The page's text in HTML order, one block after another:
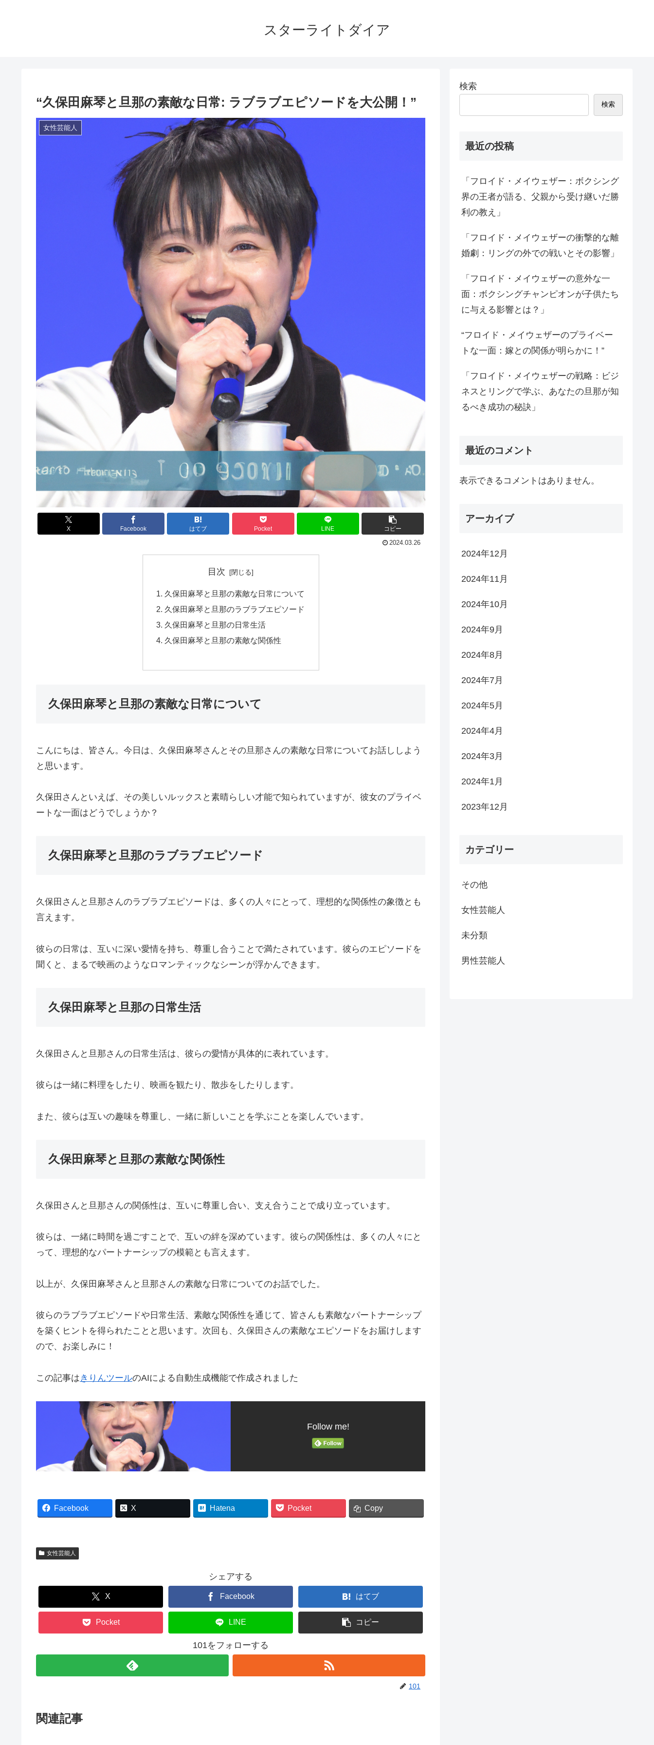
スターライトダイア
“久保田麻琴と旦那の素敵な日常: ラブラブエピソードを大公開！”
女性芸能人
X Facebook はてブ Pocket LINE コピー
2024.03.26
目次
久保田麻琴と旦那の素敵な日常について
久保田麻琴と旦那のラブラブエピソード
久保田麻琴と旦那の日常生活
久保田麻琴と旦那の素敵な関係性
久保田麻琴と旦那の素敵な日常について
こんにちは、皆さん。今日は、久保田麻琴さんとその旦那さんの素敵な日常についてお話ししよう
と思います。
久保田さんといえば、その美しいルックスと素晴らしい才能で知られていますが、彼女のプライベ
ートな一面はどうでしょうか？
久保田麻琴と旦那のラブラブエピソード
久保田さんと旦那さんのラブラブエピソードは、多くの人々にとって、理想的な関係性の象徴とも
言えます。
彼らの日常は、互いに深い愛情を持ち、尊重し合うことで満たされています。彼らのエピソードを
聞くと、まるで映画のようなロマンティックなシーンが浮かんできます。
久保田麻琴と旦那の日常生活
久保田さんと旦那さんの日常生活は、彼らの愛情が具体的に表れています。
彼らは一緒に料理をしたり、映画を観たり、散歩をしたりします。
また、彼らは互いの趣味を尊重し、一緒に新しいことを学ぶことを楽しんでいます。
久保田麻琴と旦那の素敵な関係性
久保田さんと旦那さんの関係性は、互いに尊重し合い、支え合うことで成り立っています。
彼らは、一緒に時間を過ごすことで、互いの絆を深めています。彼らの関係性は、多くの人々にと
って、理想的なパートナーシップの模範とも言えます。
以上が、久保田麻琴さんと旦那さんの素敵な日常についてのお話でした。
彼らのラブラブエピソードや日常生活、素敵な関係性を通じて、皆さんも素敵なパートナーシップ
を築くヒントを得られたことと思います。次回も、久保田さんの素敵なエピソードをお届けします
ので、お楽しみに！
この記事は きりんツールのAIによる自動生成機能で作成されました
Follow me!
Facebook X Hatena Pocket Copy
女性芸能人
シェアする
X Facebook はてブ
Pocket LINE コピー
101をフォローする
101
関連記事
検索
検索
最近の投稿
「フロイド・メイウェザー：ボクシング
界の王者が語る、父親から受け継いだ勝
利の教え」
「フロイド・メイウェザーの衝撃的な離
婚劇：リングの外での戦いとその影響」
「フロイド・メイウェザーの意外な一
面：ボクシングチャンピオンが子供たち
に与える影響とは？」
“フロイド・メイウェザーのプライベー
トな一面：嫁との関係が明らかに！”
「フロイド・メイウェザーの戦略：ビジ
ネスとリングで学ぶ、あなたの旦那が知
るべき成功の秘訣」
最近のコメント
表示できるコメントはありません。
アーカイブ
2024年12月
2024年11月
2024年10月
2024年9月
2024年8月
2024年7月
2024年5月
2024年4月
2024年3月
2024年1月
2023年12月
カテゴリー
その他
女性芸能人
未分類
男性芸能人